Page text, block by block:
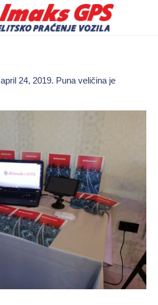
april 24, 2019. Puna veličina je